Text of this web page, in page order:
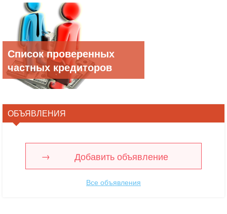
Список проверенных
частных кредиторов
ОБЪЯВЛЕНИЯ
Добавить объявление
Все объявления